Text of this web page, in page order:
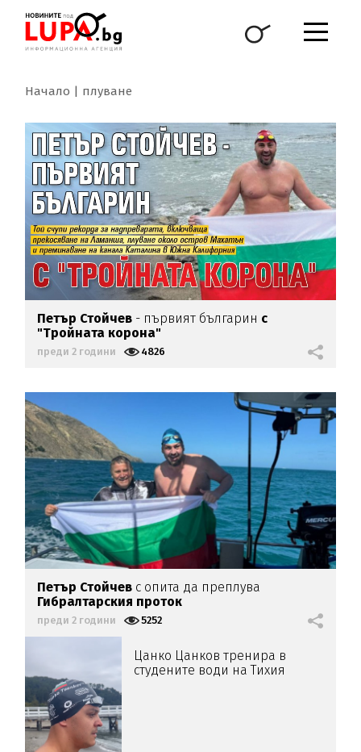
Начало плуване
Петър Стойчев - първият българин с
"Тройната корона"
преди 2 години 4826
Петър Стойчев с опита да преплува
Гибралтарския проток
преди 2 години 5252
Цанко Цанков тренира в
студените води на Тихия